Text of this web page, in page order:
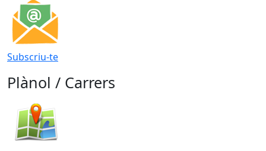
Subscriu-te
Plànol / Carrers